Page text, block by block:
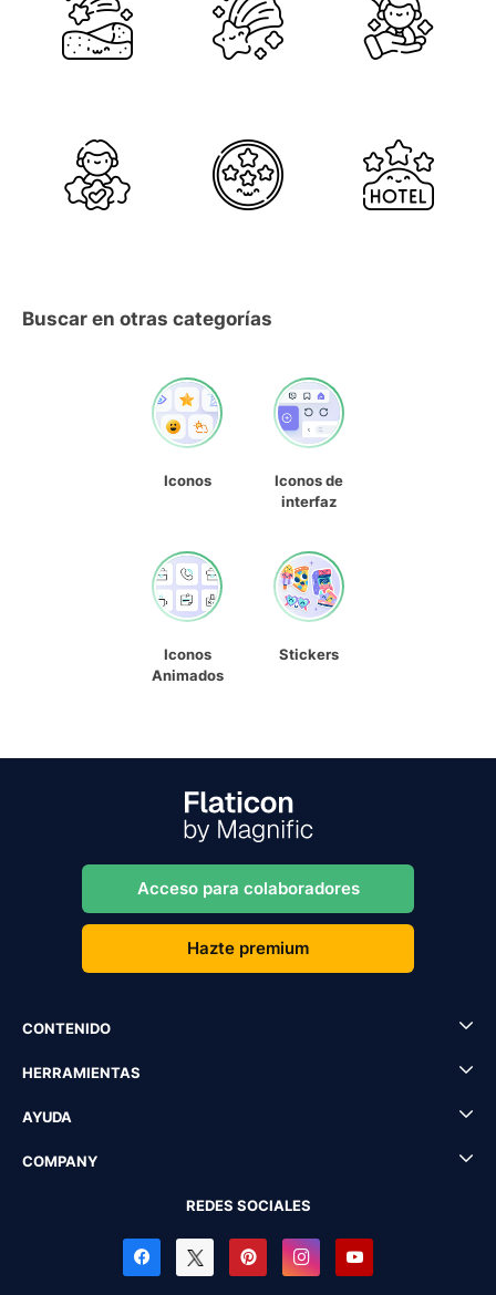
Buscar en otras categorías
Iconos
Iconos de
interfaz
Iconos
Animados
Stickers
Acceso para colaboradores
Hazte premium
CONTENIDO
HERRAMIENTAS
AYUDA
COMPANY
REDES SOCIALES